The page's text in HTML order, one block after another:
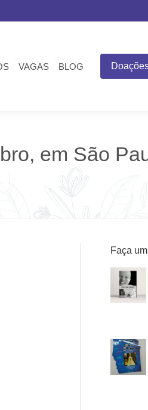
VAGAS BLOG
em São
Faça